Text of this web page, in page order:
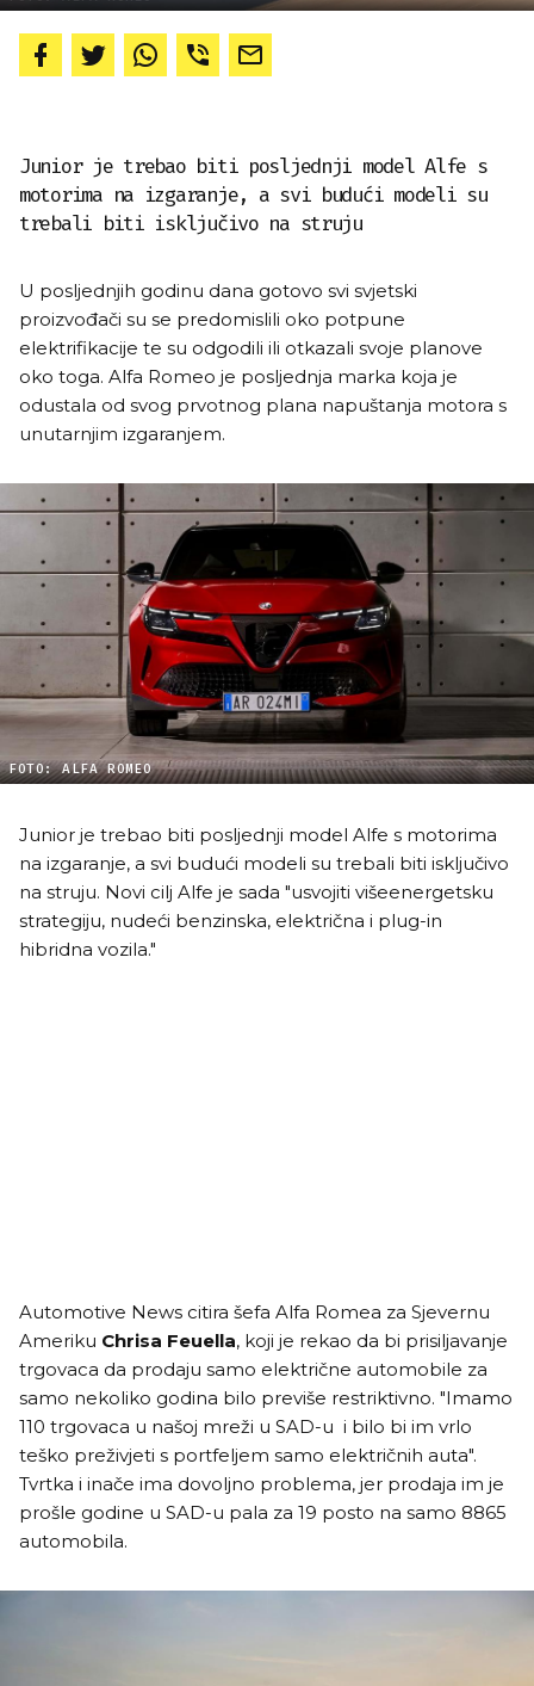
Junior je trebao biti posljednji model Alfe s
motorima na izgaranje, a svi budući modeli su
trebali biti isključivo na struju
U posljednjih godinu dana gotovo svi svjetski
proizvođači su se predomislili oko potpune
elektrifikacije te su odgodili ili otkazali svoje planove
oko toga. Alfa Romeo je posljednja marka koja je
odustala od svog prvotnog plana napuštanja motora s
unutarnjim izgaranjem.
FOTO: ALFA ROMEO
Junior je trebao biti posljednji model Alfe s motorima
na izgaranje, a svi budući modeli su trebali biti isključivo
na struju. Novi cilj Alfe je sada "usvojiti višeenergetsku
strategiju, nudeći benzinska, električna i plug-in
hibridna vozila."
Automotive News citira šefa Alfa Romea za Sjevernu
Ameriku Chrisa Feuella, koji je rekao da bi prisiljavanje
trgovaca da prodaju samo električne automobile za
samo nekoliko godina bilo previše restriktivno. "Imamo
110 trgovaca u našoj mreži u SAD-u i bilo bi im vrlo
teško preživjeti s portfeljem samo električnih auta".
Tvrtka i inače ima dovoljno problema, jer prodaja im je
prošle godine u SAD-u pala za 19 posto na samo 8865
automobila.